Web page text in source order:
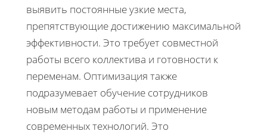
выявить постоянные узкие места,
препятствующие достижению максимальной
эффективности. Это требует совместной
работы всего коллектива и готовности к
переменам. Оптимизация также
подразумевает обучение сотрудников
новым методам работы и применение
современных технологий. Это